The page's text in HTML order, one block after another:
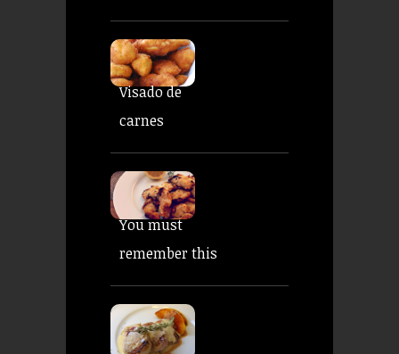
Visado de
carnes
You must
remember this